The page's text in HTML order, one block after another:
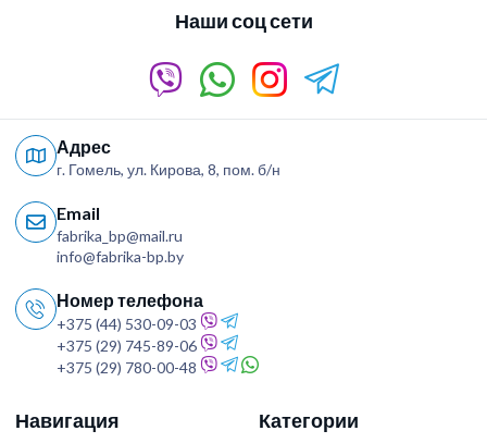
Наши соц сети
Адрес
г. Гомель, ул. Кирова, 8, пом. б/н
Email
fabrika_bp@mail.ru
info@fabrika-bp.by
Номер телефона
+375 (44) 530-09-03
+375 (29) 745-89-06
+375 (29) 780-00-48
Навигация Категории